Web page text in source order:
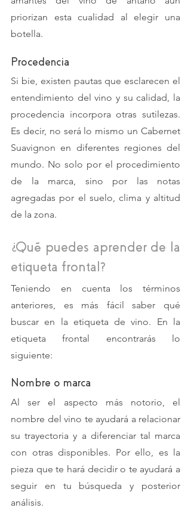
priorizan esta cualidad al elegir una
botella.
Procedencia
Si bie, existen pautas que esclarecen el
entendimiento del vino y su calidad, la
procedencia incorpora otras sutilezas.
Es decir, no será lo mismo un Cabernet
Suavignon en diferentes regiones del
mundo. No solo por el procedimiento
de la marca, sino por las notas
agregadas por el suelo, clima y altitud
de la zona.
¿Qué puedes aprender de la
etiqueta frontal?
Teniendo en cuenta los términos
anteriores, es más fácil saber qué
buscar en la etiqueta de vino. En la
etiqueta frontal encontrarás lo
siguiente:
Nombre o marca
Al ser el aspecto más notorio, el
nombre del vino te ayudará a relacionar
su trayectoria y a diferenciar tal marca
con otras disponibles. Por ello, es la
pieza que te hará decidir o te ayudará a
seguir en tu búsqueda y posterior
análisis.